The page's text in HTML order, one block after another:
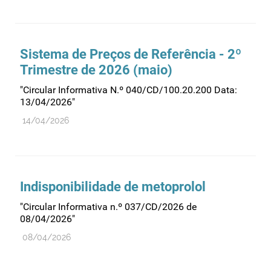
Hemoderivados
Importação
Informação estatística
Licenciamentos
Locais de venda
Manutenção no mercado
Sistema de Preços de Referência - 2º
Trimestre de 2026 (maio)
"Circular Informativa N.º 040/CD/100.20.200 Data:
13/04/2026"
14/04/2026
Indisponibilidade de metoprolol
"Circular Informativa n.º 037/CD/2026 de
08/04/2026"
08/04/2026